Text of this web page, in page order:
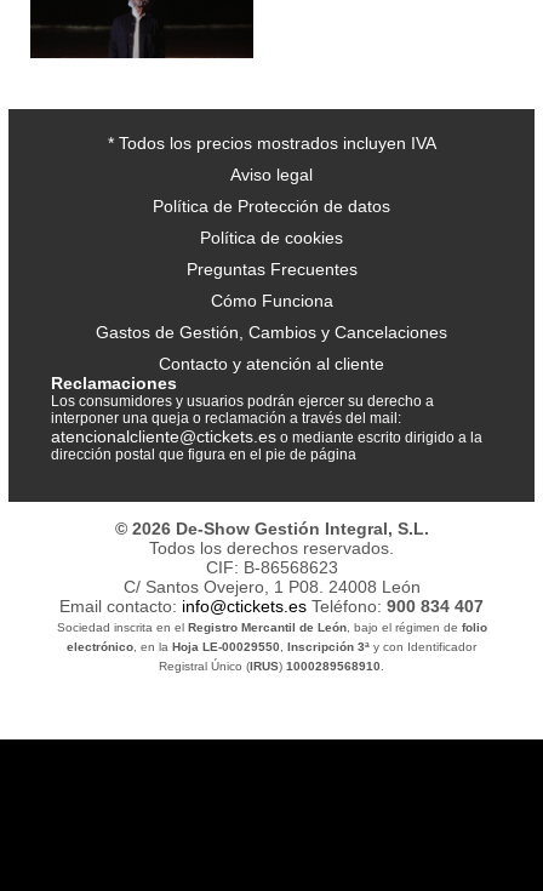
* Todos los precios mostrados incluyen IVA
Aviso legal
Política de Protección de datos
Política de cookies
Preguntas Frecuentes
Cómo Funciona
Gastos de Gestión, Cambios y Cancelaciones
Contacto y atención al cliente
Reclamaciones
Los consumidores y usuarios podrán ejercer su derecho a
interponer una queja o reclamación a través del mail:
atencionalcliente@ctickets.es o mediante escrito dirigido a la
dirección postal que figura en el pie de página
© 2026 De-Show Gestión Integral, S.L.
Todos los derechos reservados.
CIF: B-86568623
C/ Santos Ovejero, 1 P08. 24008 León
Email contacto: info@ctickets.es Teléfono: 900 834 407
Sociedad inscrita en el Registro Mercantil de León, bajo el régimen de folio
electrónico, en la Hoja LE-00029550, Inscripción 3ª y con Identificador
Registral Único (IRUS) 1000289568910.